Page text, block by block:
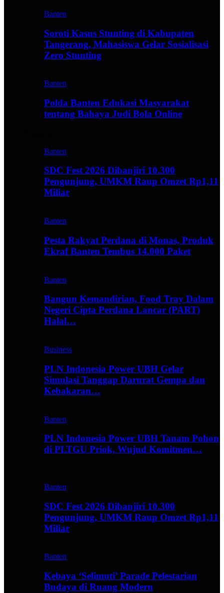
Banten
Soroti Kasus Stunting di Kabupaten
Tangerang, Mahasiswa Gelar Sosialisasi
Zero Stunting
Banten
Polda Banten Edukasi Masyarakat
tentang Bahaya Judi Bola Online
Banten
SDC Fest 2026 Dibanjiri 10.300
Pengunjung, UMKM Raup Omzet Rp1,11
Miliar
Banten
Pesta Rakyat Perdana di Monas, Produk
Ekraf Banten Tembus 14.000 Paket
Banten
Bangun Kemandirian, Food Tray Dalam
Negeri Cipta Perdana Lancar (PART)
Halal…
Business
PLN Indonesia Power UBH Gelar
Simulasi Tanggap Darurat Gempa dan
Kebakaran…
Banten
PLN Indonesia Power UBH Tanam Pohon
di PLTGU Priok, Wujud Komitmen…
Banten
SDC Fest 2026 Dibanjiri 10.300
Pengunjung, UMKM Raup Omzet Rp1,11
Miliar
Banten
Kebaya ‘Selimuti’ Parade Pelestarian
Budaya di Ruang Modern